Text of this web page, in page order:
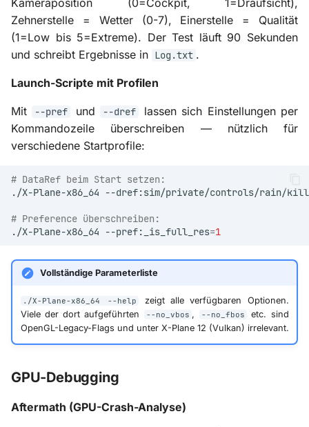
Kameraposition (0=Cockpit, 1=Draufsicht),
Zehnerstelle = Wetter (0-7), Einerstelle = Qualität
(1=Low bis 5=Extreme). Der Test läuft 90 Sekunden
und schreibt Ergebnisse in Log.txt .
Launch-Scripte mit Profilen
Mit --pref und --dref
lassen sich Einstellungen per
Kommandozeile überschreiben — nützlich für
verschiedene Startprofile:
# DataRef beim Start setzen:
./X-Plane-x86_64
--dref:sim/private/controls/rain/
# Preference überschreiben:
./X-Plane-x86_64
--pref:_is_full_res=1
Vollständige Parameterliste
./X-Plane-x86_64 --help
zeigt alle verfügbaren Optionen.
Viele der dort aufgeführten
--no_vbos , --no_fbos
etc. sind
OpenGL-Legacy-Flags und unter X-Plane 12 (Vulkan) irrelevant.
GPU-Debugging
Aftermath (GPU-Crash-Analyse)